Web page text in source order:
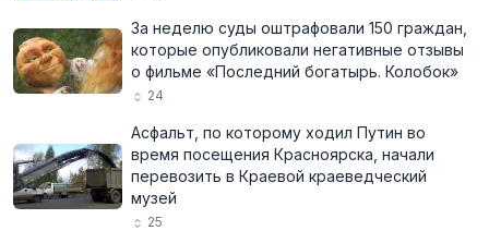
За неделю суды оштрафовали 150 граждан,
которые опубликовали негативные отзывы
о фильме «Последний богатырь. Колобок»
24
Асфальт, по которому ходил Путин во
время посещения Красноярска, начали
перевозить в Краевой краеведческий
музей
25